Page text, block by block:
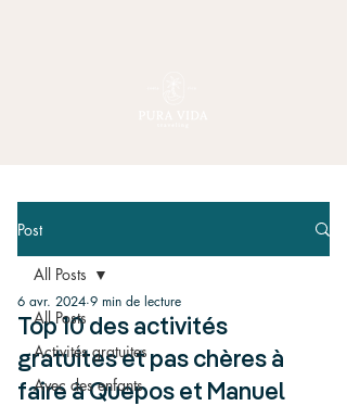
Post
All Posts
Activités gratuites
Avec des enfants
All Posts
Top 10 des activités
gratuites et pas chères à
faire à Quepos et Manuel
6 avr. 2024 9 min de lecture